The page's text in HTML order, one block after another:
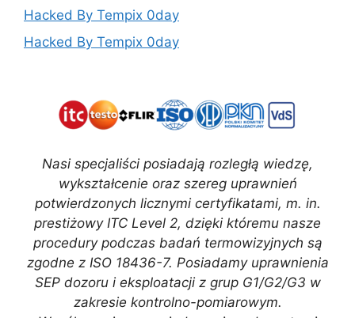
Hacked By Tempix 0day
Hacked By Tempix 0day
Nasi specjaliści posiadają rozległą wiedzę,
wykształcenie oraz szereg uprawnień
potwierdzonych licznymi certyfikatami, m. in.
prestiżowy ITC Level 2, dzięki któremu nasze
procedury podczas badań termowizyjnych są
zgodne z ISO 18436-7. Posiadamy uprawnienia
SEP dozoru i eksploatacji z grup G1/G2/G3 w
zakresie kontrolno-pomiarowym.